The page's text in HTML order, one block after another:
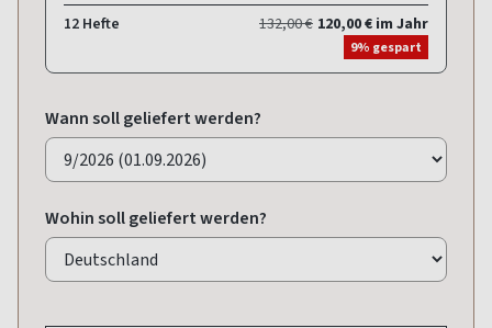
12 Hefte 132,00 € 120,00 € im Jahr
9% gespart
Wann soll geliefert werden?
Wohin soll geliefert werden?